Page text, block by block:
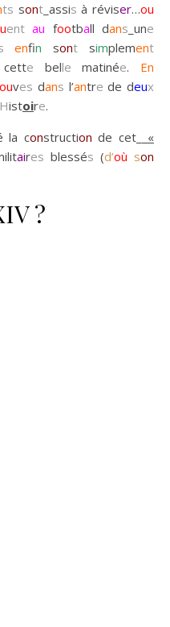
ts sont_assis à réviser…ou
ent au football dans _une
enfin sont simplement
e belle matinée. En
ouves dans l’antre de deux
Histoire.
la construction de cet_
«
aires blessés (d’où son
?